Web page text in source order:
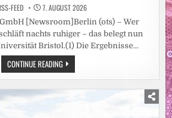
FEED 7. AUGUST 2026
[Newsroom]Berlin (ots) – Wer
nachts ruhiger – das belegt nun
Bristol.(1) Die Ergebnisse…
CONTINUE READINGENTSPANNTER
SCHLAFEN
DURCH